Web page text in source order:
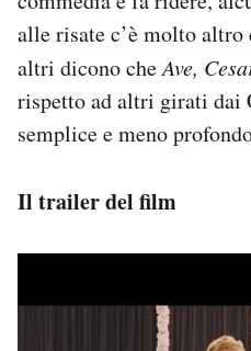
alle risate c’è molto
altri dicono cheAve,
rispetto ad altri girati dai
semplice e meno
Il trailer del film